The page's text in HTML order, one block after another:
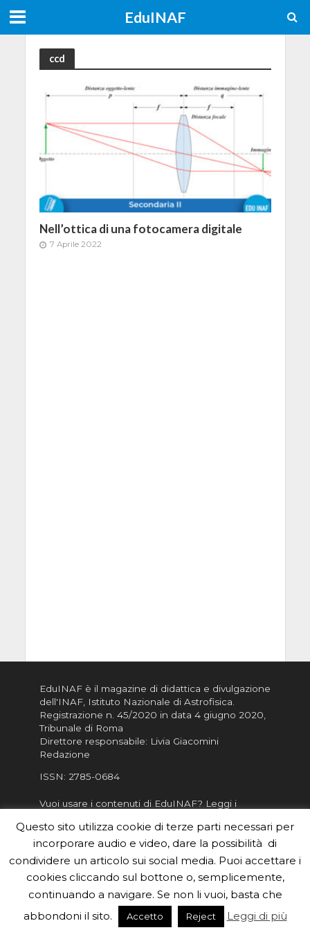
EduINAF
ccd
Nell’ottica di una fotocamera digitale
7 Aprile 2022
EduINAF è il magazine di didattica e divulgazione
dell'INAF, Istituto Nazionale di Astrofisica
Registrazione n. 45/2020 in data 4 giugno 2020,
Tribunale di Roma
Direttore responsabile: Livia Giacomini
Redazione
ISSN: 2785-0684
Vuoi usare i contenuti di EduINAF? Leggi i
Informativa sulla Privacy
Informatva sui Cookie
Per la rubrica de l'Astronomo risponde, per
inviarci le tue foto o i tuoi contributi, scrivici a
redazione.edu [chiocciola] inaf.it oppure
il form
Questo sito utilizza cookie di terze parti necessari per
incorporare audio e video, dare la possibilità di
condividere un articolo sui social media. Puoi accettare i
cookies cliccando sul bottone o, semplicemente,
continuando a navigare. Se non li vuoi, basta che
abbondoni il sito.
Accetto Reject Leggi di più